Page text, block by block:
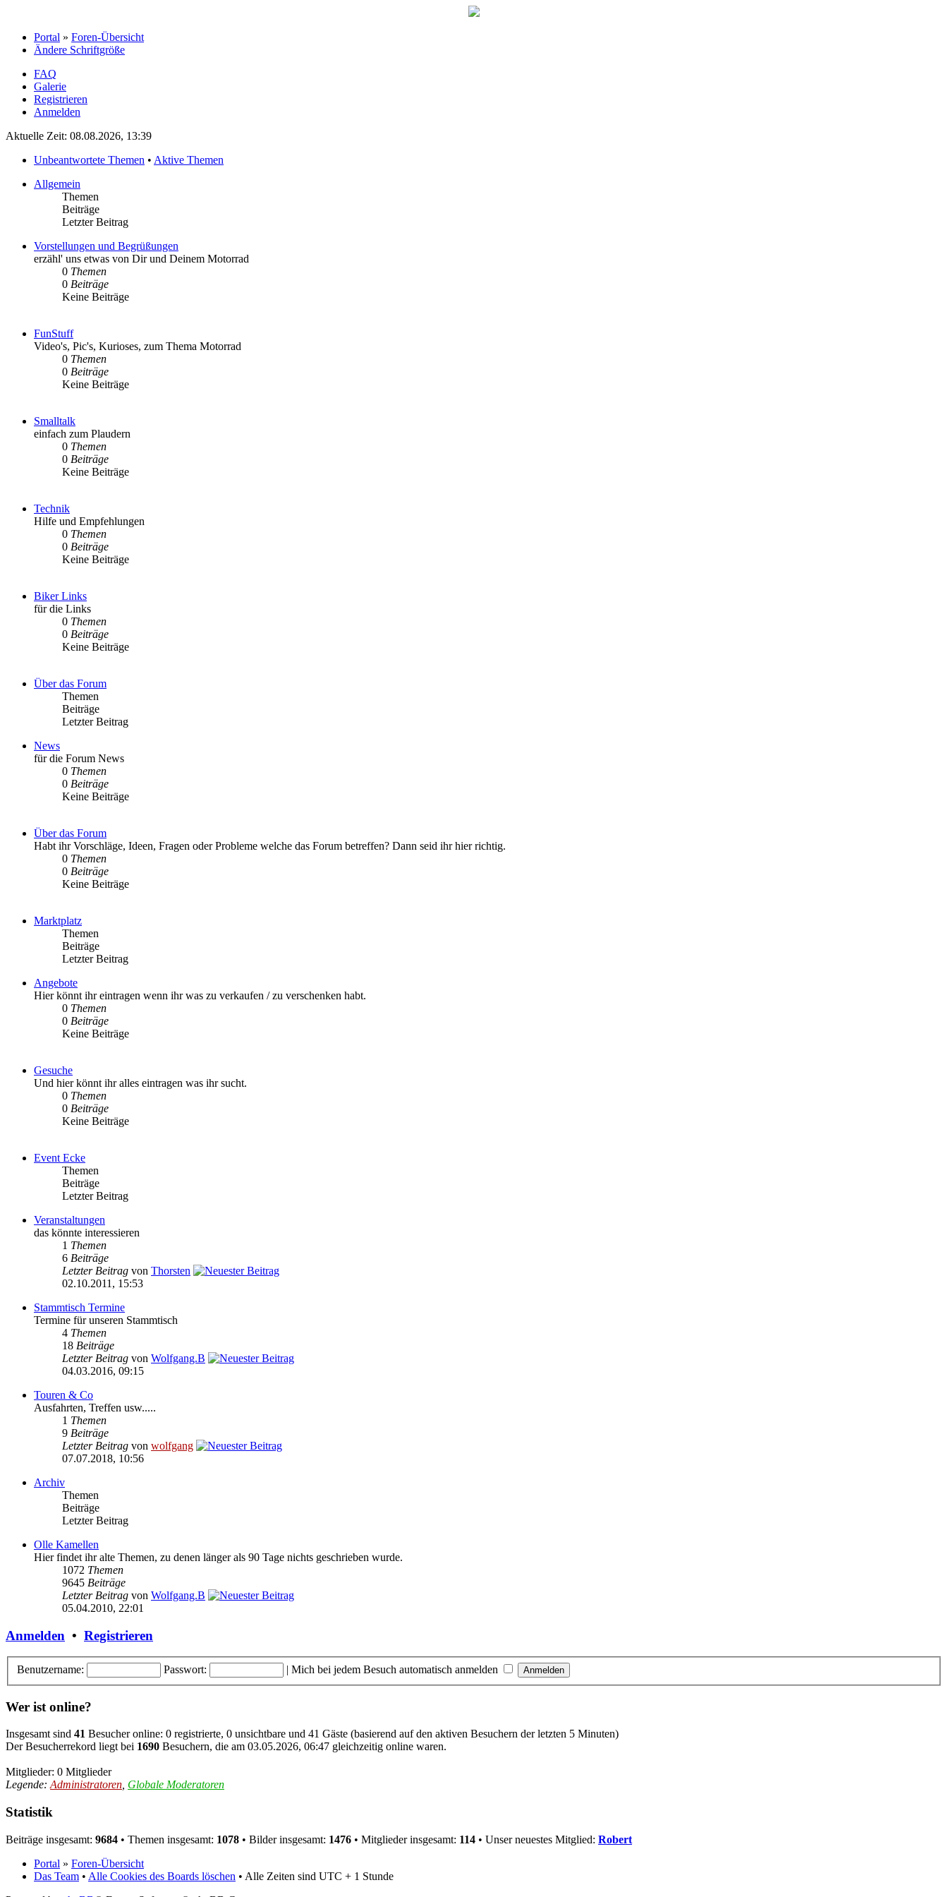
Portal » Foren-Übersicht
Ändere Schriftgröße
FAQ
Galerie
Registrieren
Anmelden
Aktuelle Zeit: 08.08.2026, 13:39
Unbeantwortete Themen • Aktive Themen
Allgemein
Themen
Beiträge
Letzter Beitrag
Vorstellungen und Begrüßungen
erzähl' uns etwas von Dir und Deinem Motorrad
0 Themen
0 Beiträge
Keine Beiträge
FunStuff
Video's, Pic's, Kurioses, zum Thema Motorrad
0 Themen
0 Beiträge
Keine Beiträge
Smalltalk
einfach zum Plaudern
0 Themen
0 Beiträge
Keine Beiträge
Technik
Hilfe und Empfehlungen
0 Themen
0 Beiträge
Keine Beiträge
Biker Links
für die Links
0 Themen
0 Beiträge
Keine Beiträge
Über das Forum
Themen
Beiträge
Letzter Beitrag
News
für die Forum News
0 Themen
0 Beiträge
Keine Beiträge
Über das Forum
Habt ihr Vorschläge, Ideen, Fragen oder Probleme welche das Forum betreffen? Dann seid ihr hier richtig.
0 Themen
0 Beiträge
Keine Beiträge
Marktplatz
Themen
Beiträge
Letzter Beitrag
Angebote
Hier könnt ihr eintragen wenn ihr was zu verkaufen / zu verschenken habt.
0 Themen
0 Beiträge
Keine Beiträge
Gesuche
Und hier könnt ihr alles eintragen was ihr sucht.
0 Themen
0 Beiträge
Keine Beiträge
Event Ecke
Themen
Beiträge
Letzter Beitrag
Veranstaltungen
das könnte interessieren
1 Themen
6 Beiträge
Letzter Beitrag von Thorsten
02.10.2011, 15:53
Stammtisch Termine
Termine für unseren Stammtisch
4 Themen
18 Beiträge
Letzter Beitrag von Wolfgang.B
04.03.2016, 09:15
Touren & Co
Ausfahrten, Treffen usw.....
1 Themen
9 Beiträge
Letzter Beitrag von wolfgang
07.07.2018, 10:56
Archiv
Themen
Beiträge
Letzter Beitrag
Olle Kamellen
Hier findet ihr alte Themen, zu denen länger als 90 Tage nichts geschrieben wurde.
1072 Themen
9645 Beiträge
Letzter Beitrag von Wolfgang.B
05.04.2010, 22:01
Anmelden • Registrieren
Benutzername: Passwort: | Mich bei jedem Besuch automatisch anmelden
Wer ist online?
Insgesamt sind 41 Besucher online: 0 registrierte, 0 unsichtbare und 41 Gäste (basierend auf den aktiven Besuchern der letzten 5 Minuten)
Der Besucherrekord liegt bei 1690 Besuchern, die am 03.05.2026, 06:47 gleichzeitig online waren.
Mitglieder: 0 Mitglieder
Legende:Administratoren, Globale Moderatoren
Statistik
Beiträge insgesamt: 9684 • Themen insgesamt: 1078 • Bilder insgesamt: 1476 • Mitglieder insgesamt: 114 • Unser neuestes Mitglied: Robert
Portal » Foren-Übersicht
Das Team • Alle Cookies des Boards löschen • Alle Zeiten sind UTC + 1 Stunde